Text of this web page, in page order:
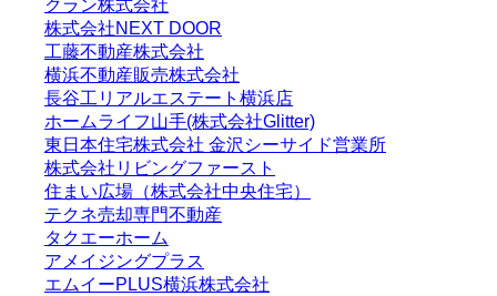
クラン株式会社
株式会社NEXT DOOR
工藤不動産株式会社
横浜不動産販売株式会社
長谷工リアルエステート横浜店
ホームライフ山手(株式会社Glitter)
東日本住宅株式会社 金沢シーサイド営業所
株式会社リビングファースト
住まい広場（株式会社中央住宅）
テクネ売却専門不動産
タクエーホーム
アメイジングプラス
エムイーPLUS横浜株式会社